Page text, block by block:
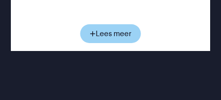
boksen, nu ervaart hij vooral twijfel en angst. Binnen
de hechte groep boksers is voor die emoties
nauwelijks ruimte: kwetsbaarheid geldt er als
Lees meer